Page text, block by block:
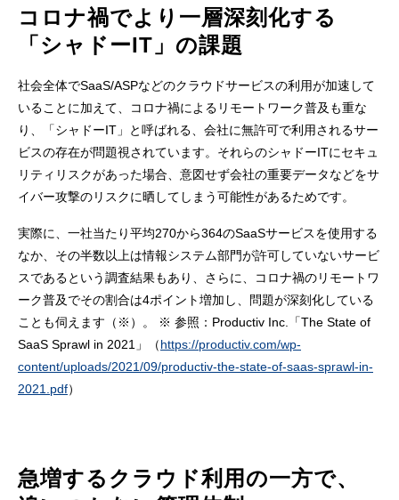
コロナ禍でより一層深刻化する
「シャドーIT」の課題
社会全体でSaaS/ASPなどのクラウドサービスの利用が加速して
いることに加えて、コロナ禍によるリモートワーク普及も重な
り、「シャドーIT」と呼ばれる、会社に無許可で利用されるサー
ビスの存在が問題視されています。それらのシャドーITにセキュ
リティリスクがあった場合、意図せず会社の重要データなどをサ
イバー攻撃のリスクに晒してしまう可能性があるためです。
実際に、一社当たり平均270から364のSaaSサービスを使用する
なか、その半数以上は情報システム部門が許可していないサービ
スであるという調査結果もあり、さらに、コロナ禍のリモートワ
ーク普及でその割合は4ポイント増加し、問題が深刻化している
ことも伺えます（※）。 ※ 参照：Productiv Inc.「The State of
SaaS Sprawl in 2021」（https://productiv.com/wp-
content/uploads/2021/09/productiv-the-state-of-saas-sprawl-in-
2021.pdf）
急増するクラウド利用の一方で、